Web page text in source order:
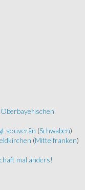
souverän (Schwaben)
(Mittelfranken)
mal anders!